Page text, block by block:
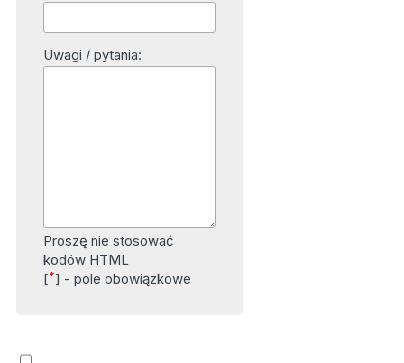
Uwagi / pytania:
Proszę nie stosować
kodów HTML
[*] - pole obowiązkowe